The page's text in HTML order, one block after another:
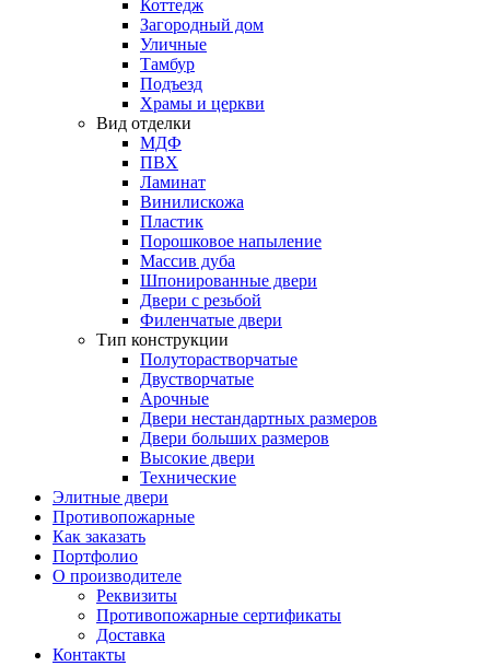
Коттедж
Загородный дом
Уличные
Тамбур
Подъезд
Храмы и церкви
Вид отделки
МДФ
ПВХ
Ламинат
Винилискожа
Пластик
Порошковое напыление
Массив дуба
Шпонированные двери
Двери с резьбой
Филенчатые двери
Тип конструкции
Полуторастворчатые
Двустворчатые
Арочные
Двери нестандартных размеров
Двери больших размеров
Высокие двери
Технические
Элитные двери
Противопожарные
Как заказать
Портфолио
О производителе
Реквизиты
Противопожарные сертификаты
Доставка
Контакты